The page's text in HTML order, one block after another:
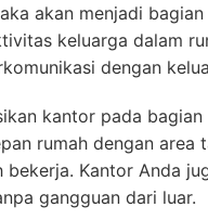
akan menjadi
keluarga dalam
dengan
kantor pada
rumah dengan
bekerja. Kantor Anda
gangguan dari luar.